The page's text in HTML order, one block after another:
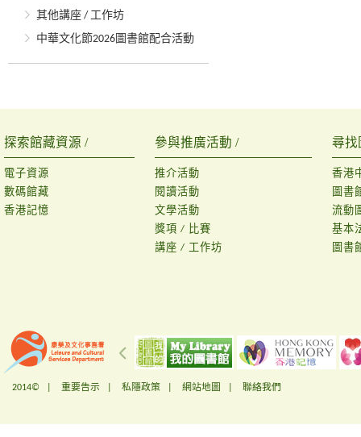
其他講座 / 工作坊
中華文化節2026圖書館配合活動
探索館藏資源 /
電子資源
數碼館藏
香港記憶
參與推廣活動 /
推介活動
閱讀活動
文學活動
獎項 / 比賽
講座 / 工作坊
尋找
香港
圖書
流動
基本
圖書
2014© | 重要告示 私隱政策 網站地圖 聯絡我們